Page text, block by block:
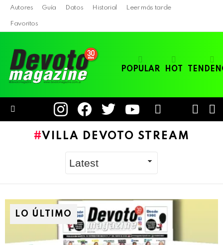
Autores Guía Datos Historial Leer más tarde
Favoritos
POPULAR HOT
instagramfacebooktwitter youtube
SKIN
VILLA DEVOTO STREAM
LO ÚLTIMO